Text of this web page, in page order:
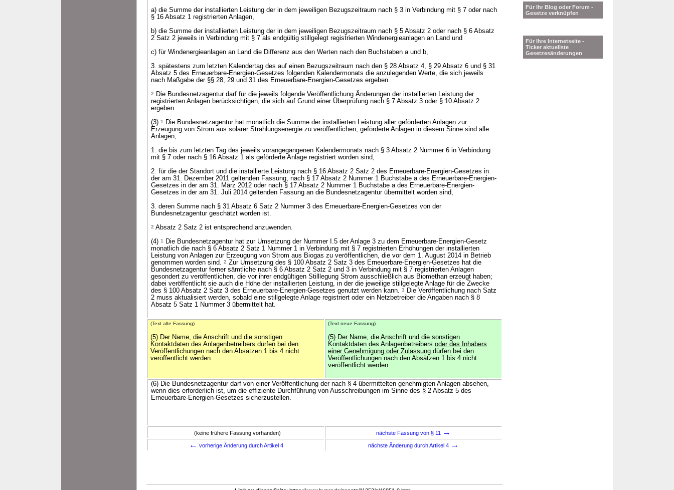
a) die Summe der installierten Leistung der in dem jeweiligen Bezugszeitraum nach § 3 in Verbindung mit § 7 oder nach
§ 16 Absatz 1 registrierten Anlagen,
b) die Summe der installierten Leistung der in dem jeweiligen Bezugszeitraum nach § 5 Absatz 2 oder nach § 6 Absatz
2 Satz 2 jeweils in Verbindung mit § 7 als endgültig stillgelegt registrierten Windenergieanlagen an Land und
c) für Windenergieanlagen an Land die Differenz aus den Werten nach den Buchstaben a und b,
3. spätestens zum letzten Kalendertag des auf einen Bezugszeitraum nach den § 28 Absatz 4, § 29 Absatz 6 und § 31
Absatz 5 des Erneuerbare-Energien-Gesetzes folgenden Kalendermonats die anzulegenden Werte, die sich jeweils
nach Maßgabe der §§ 28, 29 und 31 des Erneuerbare-Energien-Gesetzes ergeben.
2
Die Bundesnetzagentur darf für die jeweils folgende Veröffentlichung Änderungen der installierten Leistung der
registrierten Anlagen berücksichtigen, die sich auf Grund einer Überprüfung nach § 7 Absatz 3 oder § 10 Absatz 2
ergeben.
(3) 1
Die Bundesnetzagentur hat monatlich die Summe der installierten Leistung aller geförderten Anlagen zur
Erzeugung von Strom aus solarer Strahlungsenergie zu veröffentlichen; geförderte Anlagen in diesem Sinne sind alle
Anlagen,
1. die bis zum letzten Tag des jeweils vorangegangenen Kalendermonats nach § 3 Absatz 2 Nummer 6 in Verbindung
mit § 7 oder nach § 16 Absatz 1 als geförderte Anlage registriert worden sind,
2. für die der Standort und die installierte Leistung nach § 16 Absatz 2 Satz 2 des Erneuerbare-Energien-Gesetzes in
der am 31. Dezember 2011 geltenden Fassung, nach § 17 Absatz 2 Nummer 1 Buchstabe a des Erneuerbare-Energien-
Gesetzes in der am 31. März 2012 oder nach § 17 Absatz 2 Nummer 1 Buchstabe a des Erneuerbare-Energien-
Gesetzes in der am 31. Juli 2014 geltenden Fassung an die Bundesnetzagentur übermittelt worden sind,
3. deren Summe nach § 31 Absatz 6 Satz 2 Nummer 3 des Erneuerbare-Energien-Gesetzes von der
Bundesnetzagentur geschätzt worden ist.
2 Absatz 2 Satz 2 ist entsprechend anzuwenden.
(4) 1
Die Bundesnetzagentur hat zur Umsetzung der Nummer I.5 der Anlage 3 zu dem Erneuerbare-Energien-Gesetz
monatlich die nach § 6 Absatz 2 Satz 1 Nummer 1 in Verbindung mit § 7 registrierten Erhöhungen der installierten
Leistung von Anlagen zur Erzeugung von Strom aus Biogas zu veröffentlichen, die vor dem 1. August 2014 in Betrieb
genommen worden sind. 2 Zur Umsetzung des § 100 Absatz 2 Satz 3 des Erneuerbare-Energien-Gesetzes hat die
Bundesnetzagentur ferner sämtliche nach § 6 Absatz 2 Satz 2 und 3 in Verbindung mit § 7 registrierten Anlagen
gesondert zu veröffentlichen, die vor ihrer endgültigen Stilllegung Strom ausschließlich aus Biomethan erzeugt haben;
dabei veröffentlicht sie auch die Höhe der installierten Leistung, in der die jeweilige stillgelegte Anlage für die Zwecke
des § 100 Absatz 2 Satz 3 des Erneuerbare-Energien-Gesetzes genutzt werden kann. 3
Die Veröffentlichung nach Satz
2 muss aktualisiert werden, sobald eine stillgelegte Anlage registriert oder ein Netzbetreiber die Angaben nach § 8
Absatz 5 Satz 1 Nummer 3 übermittelt hat.
(Text alte Fassung)
(5) Der Name, die Anschrift und die sonstigen
Kontaktdaten des Anlagenbetreibers dürfen bei den
Veröffentlichungen nach den Absätzen 1 bis 4 nicht
veröffentlicht werden.
(Text neue Fassung)
(5) Der Name, die Anschrift und die sonstigen
Kontaktdaten des Anlagenbetreibers oder des Inhabers
einer Genehmigung oder Zulassung dürfen bei den
Veröffentlichungen nach den Absätzen 1 bis 4 nicht
veröffentlicht werden.
(6) Die Bundesnetzagentur darf von einer Veröffentlichung der nach § 4 übermittelten genehmigten Anlagen absehen,
wenn dies erforderlich ist, um die effiziente Durchführung von Ausschreibungen im Sinne des § 2 Absatz 5 des
Erneuerbare-Energien-Gesetzes sicherzustellen.
(keine frühere Fassung vorhanden) nächste Fassung von § 11
→
← vorherige Änderung durch Artikel 4 nächste Änderung durch Artikel 4 →
Für Ihr Blog oder Forum -
Gesetze verknüpfen
Für Ihre Internetseite -
Ticker aktuellste
Gesetzesänderungen